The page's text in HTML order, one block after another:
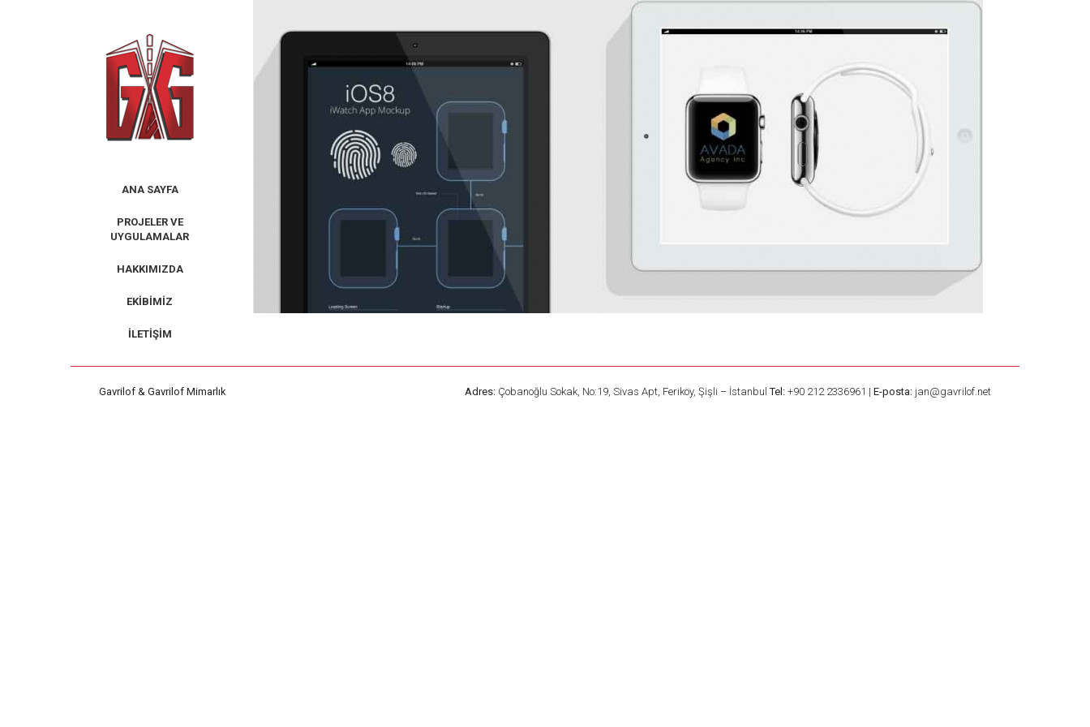
ANA SAYFA
PROJELER VE
UYGULAMALAR
HAKKIMIZDA
EKIBIMIZ
İLETIŞIM
Gavrilof & Gavrilof Mimarlık Adres:Çobanoğlu Sokak, No:19, Sivas Apt, Feriköy, Şişli – İstanbulTel:+90 212 2336961 | E-posta:jan@gavrilof.net